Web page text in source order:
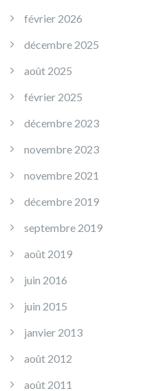
février 2026
décembre 2025
août 2025
février 2025
décembre 2023
novembre 2023
novembre 2021
décembre 2019
septembre 2019
août 2019
juin 2016
juin 2015
janvier 2013
août 2012
août 2011